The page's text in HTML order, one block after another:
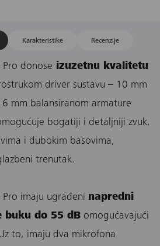
Karakteristike Recenzije
Pro donose izuzetnu kvalitetu
driver sustavu – 10 mm
mm balansiranom armature
bogatiji i detaljniji zvuk,
i dubokim basovima,
trenutak.
imaju ugrađeni napredni
buku do 55 dB omogućavajući
to, imaju dva mikrofona